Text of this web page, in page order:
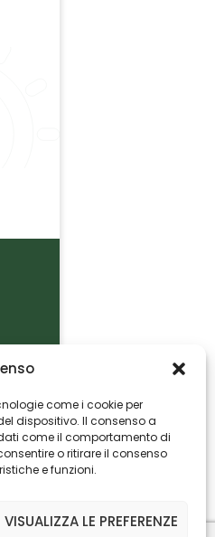
come i cookie per
dispositivo. Il consenso a
come il comportamento di
o ritirare il consenso
e funzioni.
VISUALIZZA LE PREFERENZE